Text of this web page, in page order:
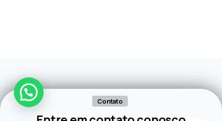
Contato